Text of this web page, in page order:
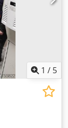
1 / 5